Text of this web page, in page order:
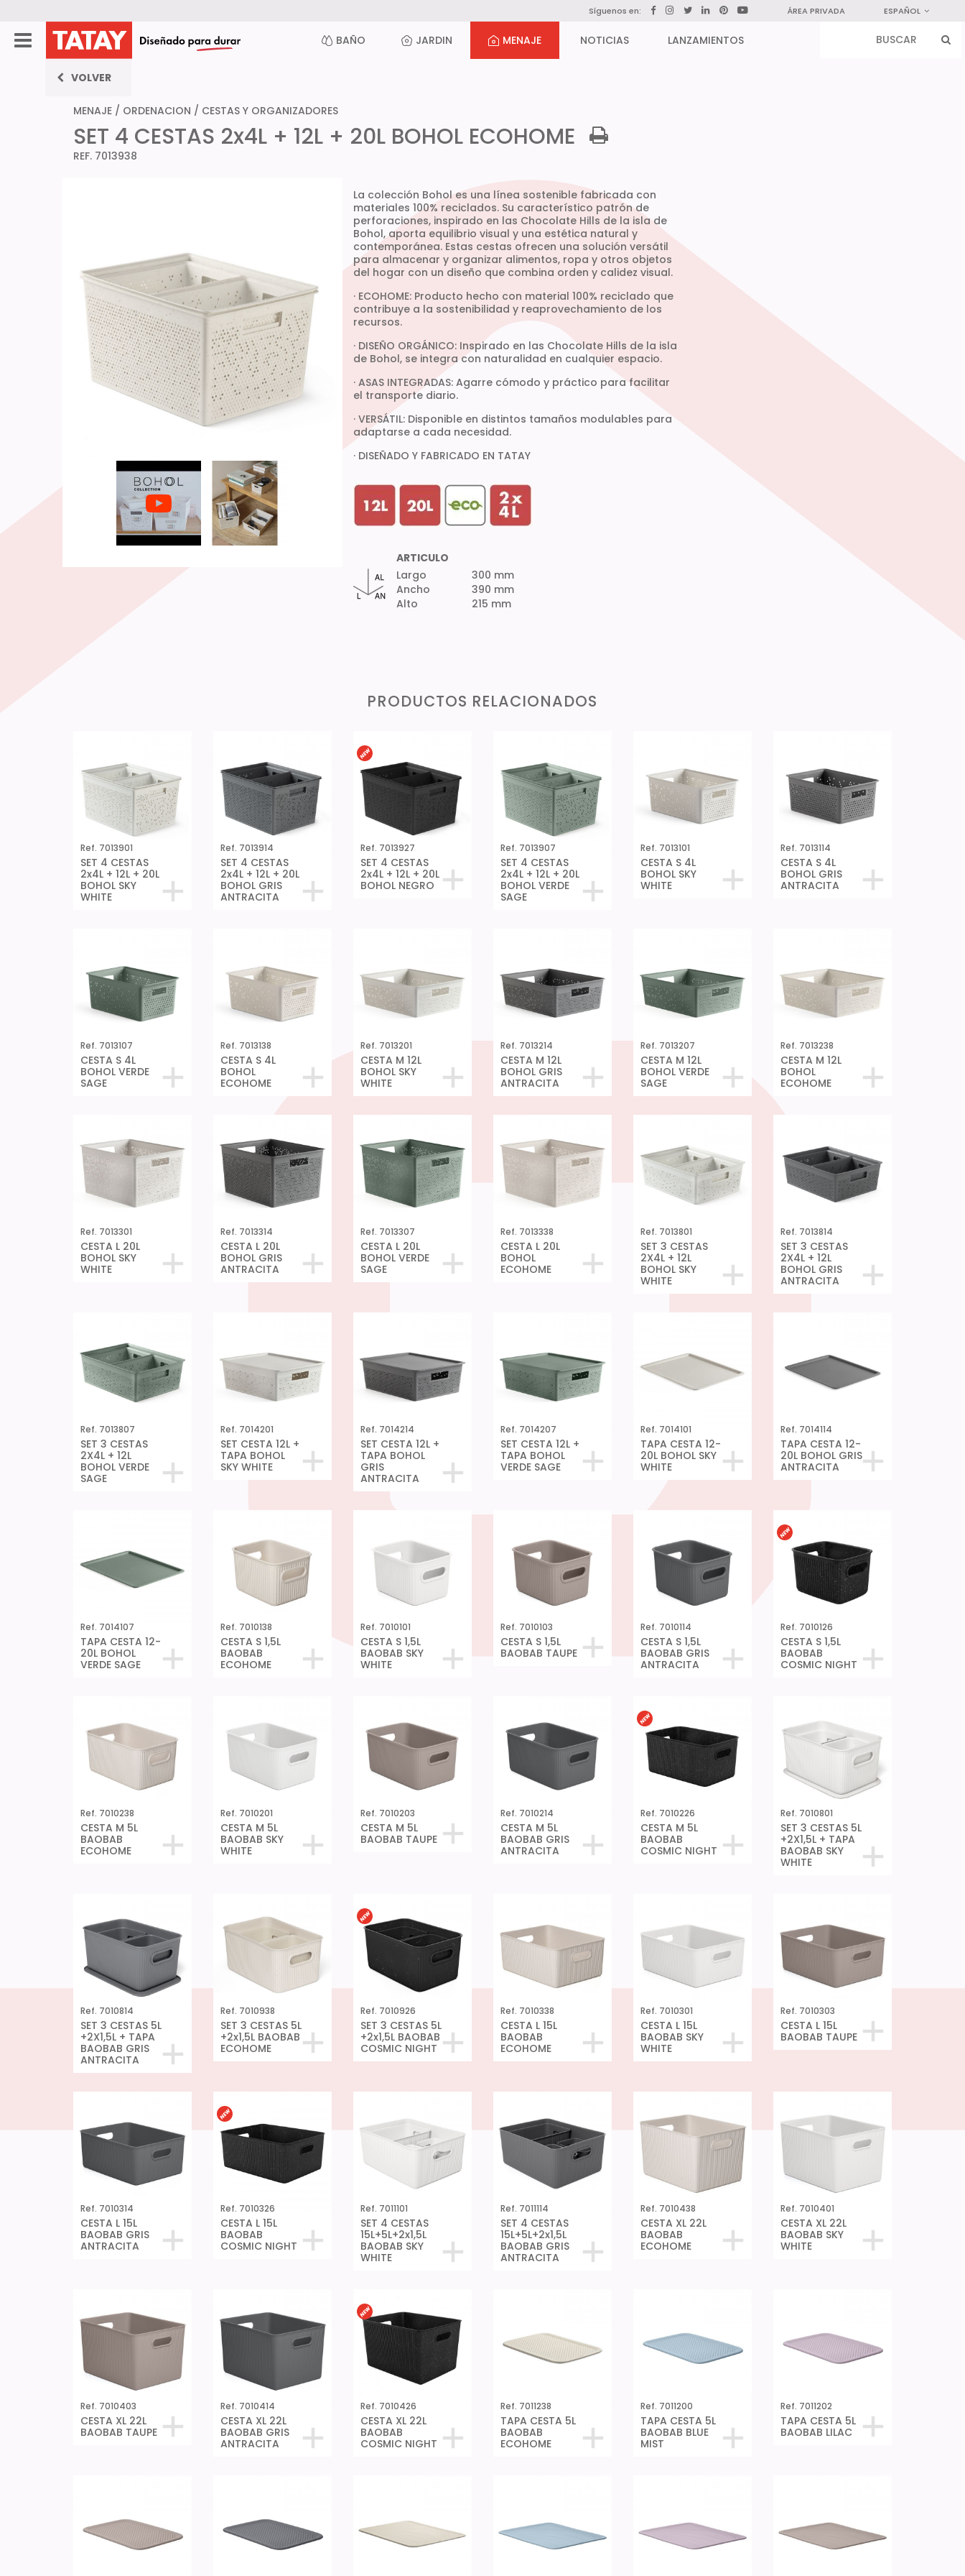
Síguenos en: ÁREA PRIVADA ESPAÑOL
BAÑO JARDIN MENAJE NOTICIAS LANZAMIENTOS
VOLVER
MENAJE / ORDENACION / CESTAS Y ORGANIZADORES
SET 4 CESTAS 2x4L + 12L + 20L BOHOL ECOHOME
REF. 7013938
La colección Bohol es una línea sostenible fabricada con
materiales 100% reciclados. Su característico patrón de
perforaciones, inspirado en las Chocolate Hills de la isla de
Bohol, aporta equilibrio visual y una estética natural y
contemporánea. Estas cestas ofrecen una solución versátil
para almacenar y organizar alimentos, ropa y otros objetos
del hogar con un diseño que combina orden y calidez visual.
· ECOHOME: Producto hecho con material 100% reciclado que
contribuye a la sostenibilidad y reaprovechamiento de los
recursos.
· DISEÑO ORGÁNICO: Inspirado en las Chocolate Hills de la isla
de Bohol, se integra con naturalidad en cualquier espacio.
· ASAS INTEGRADAS: Agarre cómodo y práctico para facilitar
el transporte diario.
· VERSÁTIL: Disponible en distintos tamaños modulables para
adaptarse a cada necesidad.
· DISEÑADO Y FABRICADO EN TATAY
ARTICULO
Largo
Ancho
Alto
300 mm
390 mm
215 mm
PRODUCTOS RELACIONADOS
Ref. 7013901
SET 4 CESTAS
2x4L + 12L + 20L
BOHOL SKY
WHITE
Ref. 7013914
SET 4 CESTAS
2x4L + 12L + 20L
BOHOL GRIS
ANTRACITA
Ref. 7013927
SET 4 CESTAS
2x4L + 12L + 20L
BOHOL NEGRO
Ref. 7013907
SET 4 CESTAS
2x4L + 12L + 20L
BOHOL VERDE
SAGE
Ref. 7013101
CESTA S 4L
BOHOL SKY
WHITE
Ref. 7013114
CESTA S 4L
BOHOL GRIS
ANTRACITA
Ref. 7013107
CESTA S 4L
BOHOL VERDE
SAGE
Ref. 7013138
CESTA S 4L
BOHOL
ECOHOME
Ref. 7013201
CESTA M 12L
BOHOL SKY
WHITE
Ref. 7013214
CESTA M 12L
BOHOL GRIS
ANTRACITA
Ref. 7013207
CESTA M 12L
BOHOL VERDE
SAGE
Ref. 7013238
CESTA M 12L
BOHOL
ECOHOME
Ref. 7013301
CESTA L 20L
BOHOL SKY
WHITE
Ref. 7013314
CESTA L 20L
BOHOL GRIS
ANTRACITA
Ref. 7013307
CESTA L 20L
BOHOL VERDE
SAGE
Ref. 7013338
CESTA L 20L
BOHOL
ECOHOME
Ref. 7013801
SET 3 CESTAS
2X4L + 12L
BOHOL SKY
WHITE
Ref. 7013814
SET 3 CESTAS
2X4L + 12L
BOHOL GRIS
ANTRACITA
Ref. 7013807
SET 3 CESTAS
2X4L + 12L
BOHOL VERDE
SAGE
Ref. 7014201
SET CESTA 12L +
TAPA BOHOL
SKY WHITE
Ref. 7014214
SET CESTA 12L +
TAPA BOHOL
GRIS
ANTRACITA
Ref. 7014207
SET CESTA 12L +
TAPA BOHOL
VERDE SAGE
Ref. 7014101
TAPA CESTA 12-
20L BOHOL SKY
WHITE
Ref. 7014114
TAPA CESTA 12-
20L BOHOL GRIS
ANTRACITA
Ref. 7014107
TAPA CESTA 12-
20L BOHOL
VERDE SAGE
Ref. 7010138
CESTA S 1,5L
BAOBAB
ECOHOME
Ref. 7010101
CESTA S 1,5L
BAOBAB SKY
WHITE
Ref. 7010103
CESTA S 1,5L
BAOBAB TAUPE
Ref. 7010114
CESTA S 1,5L
BAOBAB GRIS
ANTRACITA
Ref. 7010126
CESTA S 1,5L
BAOBAB
COSMIC NIGHT
Ref. 7010238
CESTA M 5L
BAOBAB
ECOHOME
Ref. 7010201
CESTA M 5L
BAOBAB SKY
WHITE
Ref. 7010203
CESTA M 5L
BAOBAB TAUPE
Ref. 7010214
CESTA M 5L
BAOBAB GRIS
ANTRACITA
Ref. 7010226
CESTA M 5L
BAOBAB
COSMIC NIGHT
Ref. 7010801
SET 3 CESTAS 5L
+2X1,5L + TAPA
BAOBAB SKY
WHITE
Ref. 7010814
SET 3 CESTAS 5L
+2X1,5L + TAPA
BAOBAB GRIS
ANTRACITA
Ref. 7010938
SET 3 CESTAS 5L
+2x1,5L BAOBAB
ECOHOME
Ref. 7010926
SET 3 CESTAS 5L
+2x1,5L BAOBAB
COSMIC NIGHT
Ref. 7010338
CESTA L 15L
BAOBAB
ECOHOME
Ref. 7010301
CESTA L 15L
BAOBAB SKY
WHITE
Ref. 7010303
CESTA L 15L
BAOBAB TAUPE
Ref. 7010314
CESTA L 15L
BAOBAB GRIS
ANTRACITA
Ref. 7010326
CESTA L 15L
BAOBAB
COSMIC NIGHT
Ref. 7011101
SET 4 CESTAS
15L+5L+2x1,5L
BAOBAB SKY
WHITE
Ref. 7011114
SET 4 CESTAS
15L+5L+2x1,5L
BAOBAB GRIS
ANTRACITA
Ref. 7010438
CESTA XL 22L
BAOBAB
ECOHOME
Ref. 7010401
CESTA XL 22L
BAOBAB SKY
WHITE
Ref. 7010403
CESTA XL 22L
BAOBAB TAUPE
Ref. 7010414
CESTA XL 22L
BAOBAB GRIS
ANTRACITA
Ref. 7010426
CESTA XL 22L
BAOBAB
COSMIC NIGHT
Ref. 7011238
TAPA CESTA 5L
BAOBAB
ECOHOME
Ref. 7011200
TAPA CESTA 5L
BAOBAB BLUE
MIST
Ref. 7011202
TAPA CESTA 5L
BAOBAB LILAC